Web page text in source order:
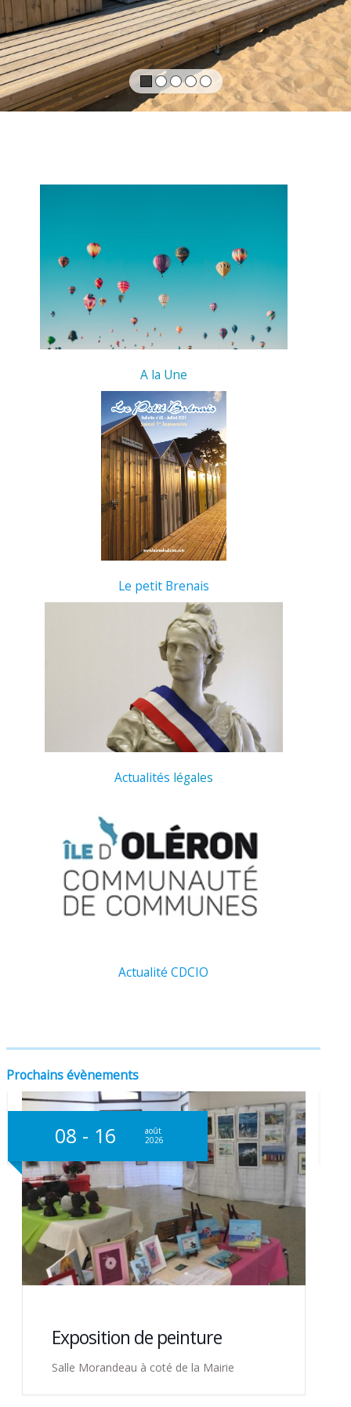
A la Une
Le petit Brenais
Actualités légales
Actualité CDCIO
Prochains évènements
08 - 16
août
2026
Exposition de peinture
Salle Morandeau à coté de la Mairie